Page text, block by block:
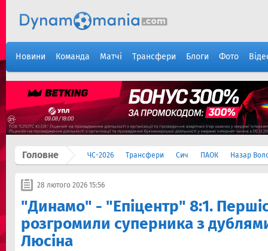
Новини Команда Матчі Трансфери Блоги Фото
Головне ЧС-2026 Трансфери Сич ПАОК Назар
28 лютого 2026 15:56
"Динамо" - "Епіцентр" 8:1.
розгромили суперника з
Люсіна